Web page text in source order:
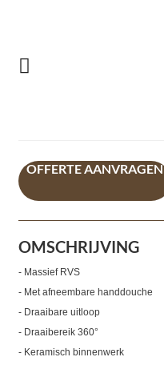
OFFERTE AANVRAGEN
OMSCHRIJVING
- Massief RVS
- Met afneembare handdouche
- Draaibare uitloop
- Draaibereik 360°
- Keramisch binnenwerk